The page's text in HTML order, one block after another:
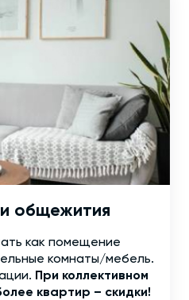
общежития
как помещение
комнаты/мебель.
При коллективном
квартир – скидки!